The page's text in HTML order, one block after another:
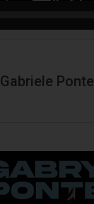
Gabriele Ponte